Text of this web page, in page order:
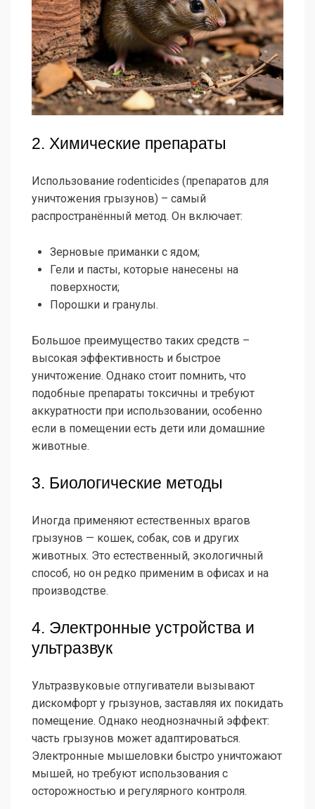
2. Химические препараты
Использование rodenticides (препаратов для
уничтожения грызунов) – самый
распространённый метод. Он включает:
Зерновые приманки с ядом;
Гели и пасты, которые нанесены на
поверхности;
Порошки и гранулы.
Большое преимущество таких средств –
высокая эффективность и быстрое
уничтожение. Однако стоит помнить, что
подобные препараты токсичны и требуют
аккуратности при использовании, особенно
если в помещении есть дети или домашние
животные.
3. Биологические методы
Иногда применяют естественных врагов
грызунов — кошек, собак, сов и других
животных. Это естественный, экологичный
способ, но он редко применим в офисах и на
производстве.
4. Электронные устройства и
ультразвук
Ультразвуковые отпугиватели вызывают
дискомфорт у грызунов, заставляя их покидать
помещение. Однако неоднозначный эффект:
часть грызунов может адаптироваться.
Электронные мышеловки быстро уничтожают
мышей, но требуют использования с
осторожностью и регулярного контроля.